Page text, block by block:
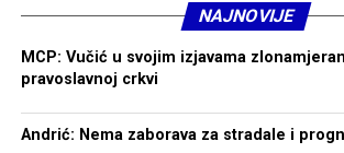
zagradio Radulovića i omogućio da ona
konačnih 2 : 0.
Možda je fudbal te večeri bio surov
NAJNOVIJE
MCP: Vučić u svojim izjavama
pravoslavnoj crkvi
Andrić: Nema zaborava za stradale i